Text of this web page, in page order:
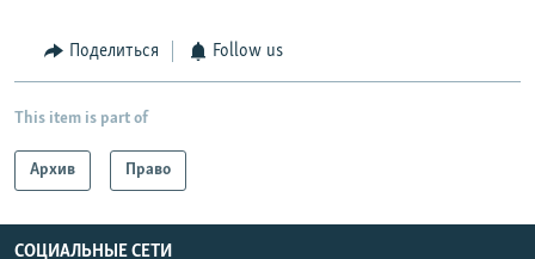
Поделиться Follow us
This item is part of
Архив Право
СОЦИАЛЬНЫЕ СЕТИ